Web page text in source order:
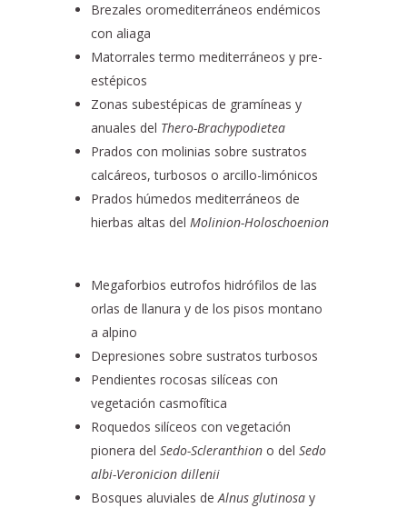
Brezales oromediterráneos endémicos
con aliaga
Matorrales termo mediterráneos y pre-
estépicos
Zonas subestépicas de gramíneas y
anuales del Thero-Brachypodietea
Prados con molinias sobre sustratos
calcáreos, turbosos o arcillo-limónicos
Prados húmedos mediterráneos de
hierbas altas del Molinion-Holoschoenion
Megaforbios eutrofos hidrófilos de las
orlas de llanura y de los pisos montano
a alpino
Depresiones sobre sustratos turbosos
Pendientes rocosas silíceas con
vegetación casmofítica
Roquedos silíceos con vegetación
pionera del Sedo-Scleranthion o del Sedo
albi-Veronicion dillenii
Bosques aluviales deAlnus glutinosa y